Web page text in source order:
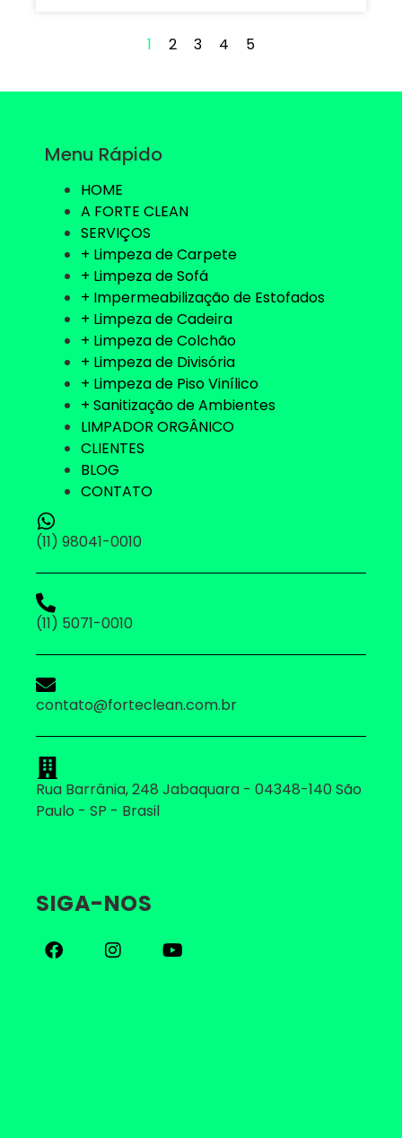
1 2 3 4 5
Menu Rápido
HOME
A FORTE CLEAN
SERVIÇOS
+ Limpeza de Carpete
+ Limpeza de Sofá
+ Impermeabilização de Estofados
+ Limpeza de Cadeira
+ Limpeza de Colchão
+ Limpeza de Divisória
+ Limpeza de Piso Vinílico
+ Sanitização de Ambientes
LIMPADOR ORGÂNICO
CLIENTES
BLOG
CONTATO
(11) 98041-0010
(11) 5071-0010
contato@forteclean.com.br
Rua Barrânia, 248 Jabaquara - 04348-140 São
Paulo - SP - Brasil
SIGA-NOS